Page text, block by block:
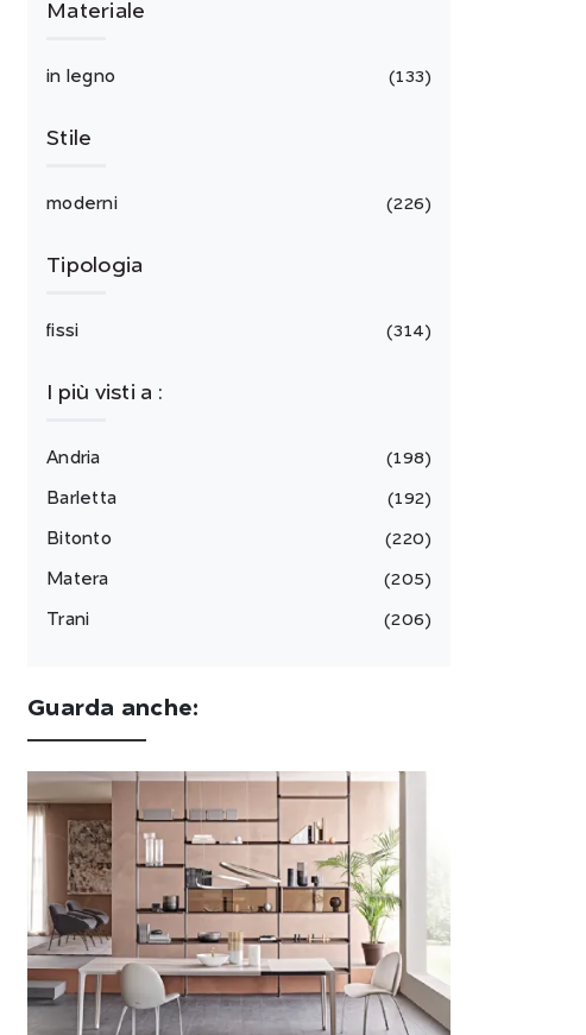
Materiale
in legno 133
Stile
moderni 226
Tipologia
fissi 314
I più visti a :
Andria 198
Barletta 192
Bitonto 220
Matera 205
Trani 206
Guarda anche: